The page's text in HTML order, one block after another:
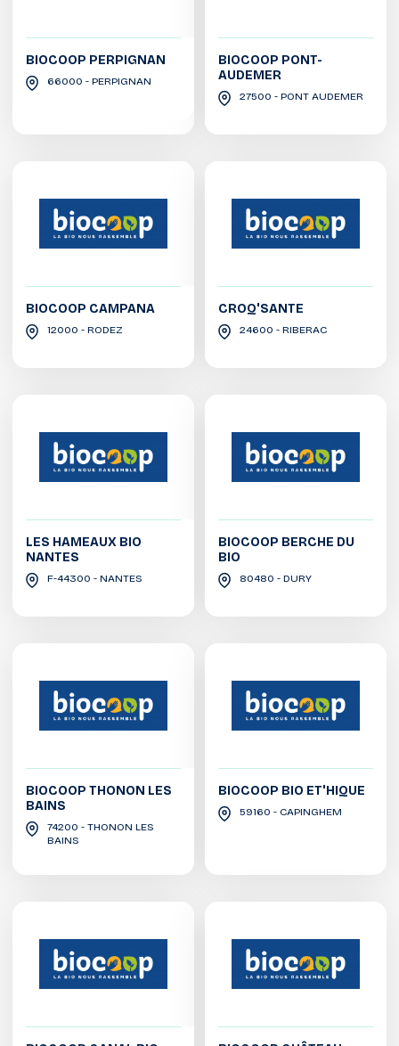
BIOCOOP PERPIGNAN
66000 - PERPIGNAN
BIOCOOP PONT-
AUDEMER
27500 - PONT AUDEMER
BIOCOOP CAMPANA
12000 - RODEZ
CROQ'SANTE
24600 - RIBERAC
LES HAMEAUX BIO
NANTES
F-44300 - NANTES
BIOCOOP BERCHE DU
BIO
80480 - DURY
BIOCOOP THONON LES
BAINS
74200 - THONON LES
BAINS
BIOCOOP BIO ET'HIQUE
59160 - CAPINGHEM